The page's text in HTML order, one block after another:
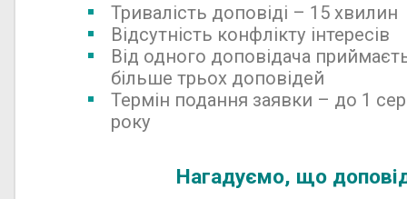
Тривалість доповіді – 15 хвилин
Відсутність конфлікту інтересів
Від одного доповідача
більше трьох доповідей
Термін подання заявки – до 1
року
Нагадуємо, що